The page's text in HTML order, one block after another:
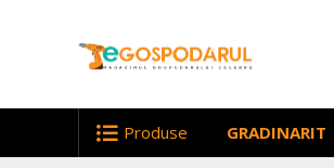
Produse GRADINARIT